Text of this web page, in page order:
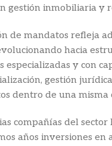
gestión inmobiliaria y
de mandatos refleja
hacia
especializadas y con
gestión
dentro de una misma
compañías del sector
años inversiones en